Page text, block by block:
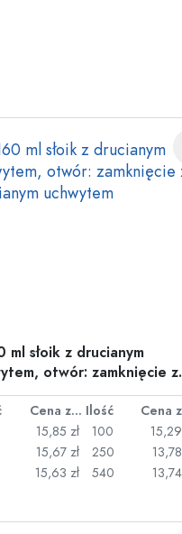
ml słoik z drucianym
otwór: zamknięcie z
uchwytem
Cena za sztukę Ilość
15,85 zł
15,67 zł
15,63 zł
100
250
540